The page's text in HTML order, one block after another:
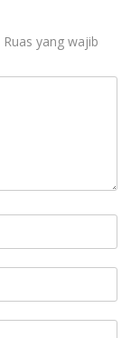
Ruas yang wajib